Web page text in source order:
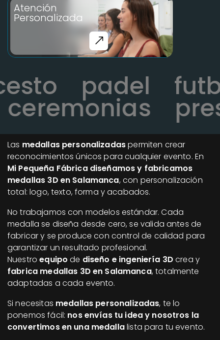
Atención
Personalizada
padel
Las medallas personalizadaspermiten crear
reconocimientos únicos para cualquier evento. En
Mi Pequeña Fábrica diseñamos y fabricamos
medallas 3D en Salamanca, con personalización
total: logo, texto, forma y acabados.
No trabajamos con modelos estándar. Cada
medalla se diseña desde cero, se valida antes de
fabricar y se produce con control de calidad para
garantizar un resultado profesional.
Nuestroequipo de diseño e ingeniería 3D crea y
fabrica medallas 3D en Salamanca, totalmente
adaptadas a cada evento.
Si necesitas medallas personalizadas, te lo
ponemos fácil: nos envías tu idea y nosotros la
convertimos en una medallalista para tu evento.